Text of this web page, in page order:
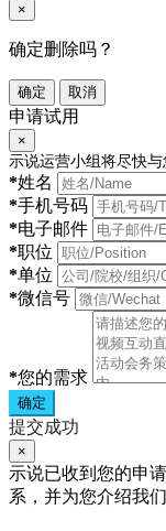
×
确定删除吗？
确定 取消
申请试用
×
示说运营小组将尽快
*姓名
*手机号码
*电子邮件
*职位
*单位
*微信号
*您的需求
确定
提交成功
×
示说已收到您的申
系，并为您介绍我